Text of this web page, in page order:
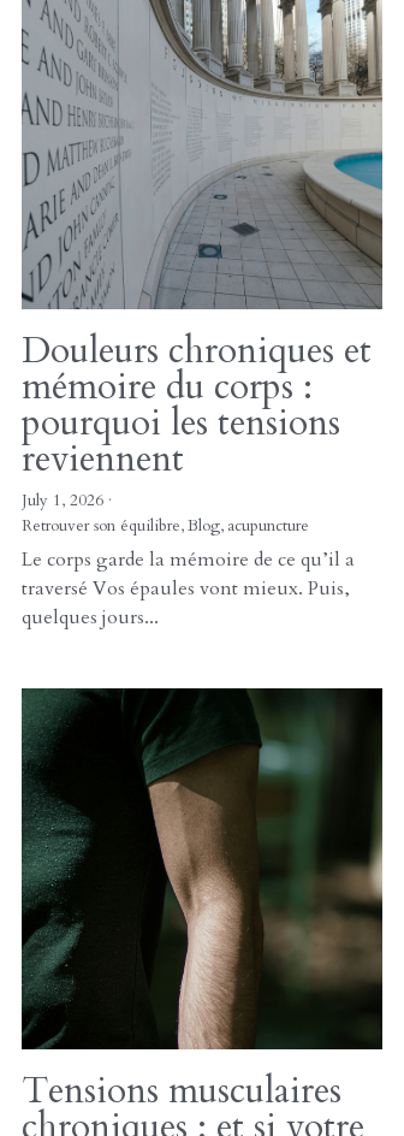
Douleurs chroniques,
fatigue et stress : vous
n'avez pas à tout porter
seul.
22 juillet 2026
Deep,
blog,Retrouver son équilibre,Blog
Quand l'inconfort dure, on peut se sentir
seul Lorsque l'inconfort devient
chronique, une forme...
Douleurs chroniques et
mémoire du corps :
pourquoi les tensions
reviennent
1 juillet 2026
Retrouver son équilibre, Blog,
Le corps garde la mémoire de ce qu’il a
traversé Vos épaules vont mieux. Puis,
quelques jours...